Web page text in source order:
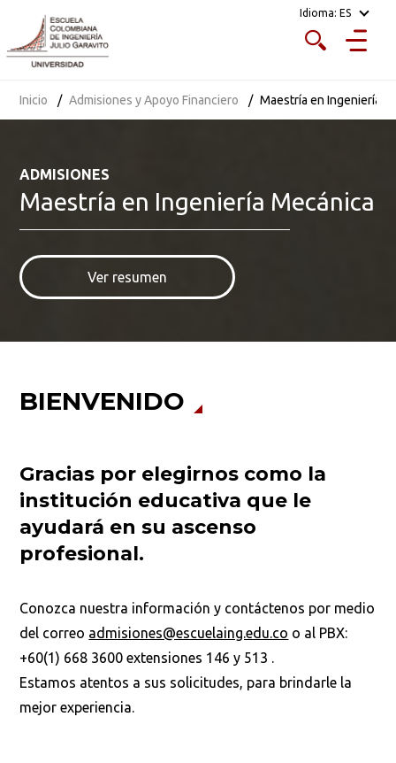
Idioma: ES
Inicio Admisiones y Apoyo Financiero Maestría en Ingeniería
ADMISIONES
Maestría en Ingeniería Mecánica
Ver resumen
BIENVENIDO
Gracias por elegirnos como la
institución educativa que le
ayudará en su ascenso
profesional.
Conozca nuestra información y contáctenos por medio
del correo admisiones@escuelaing.edu.co o al PBX:
+60(1) 668 3600 extensiones 146 y 513 .
Estamos atentos a sus solicitudes, para brindarle la
mejor experiencia.
costo fijo
Costo
Recibos y pagos